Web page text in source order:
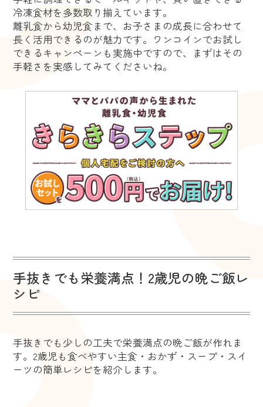
冷凍食材を多数取り揃えています。
離乳食から幼児食まで、お子さまの成長に合わせて
長く活用できるのが魅力です。ワンコインでお試し
できるキャンペーンも実施中ですので、まずはその
手軽さを実感してみてくださいね。
手抜きでも栄養満点！2歳児の晩ご飯レ
シピ
手抜きでも少しの工夫で栄養満点の晩ご飯が作れま
す。2歳児も食べやすい主食・おかず・スープ・スイ
ーツの簡単レシピを紹介します。